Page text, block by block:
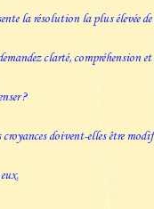
la résolution la plus élevée de
clarté, compréhension
?
doivent-elles être